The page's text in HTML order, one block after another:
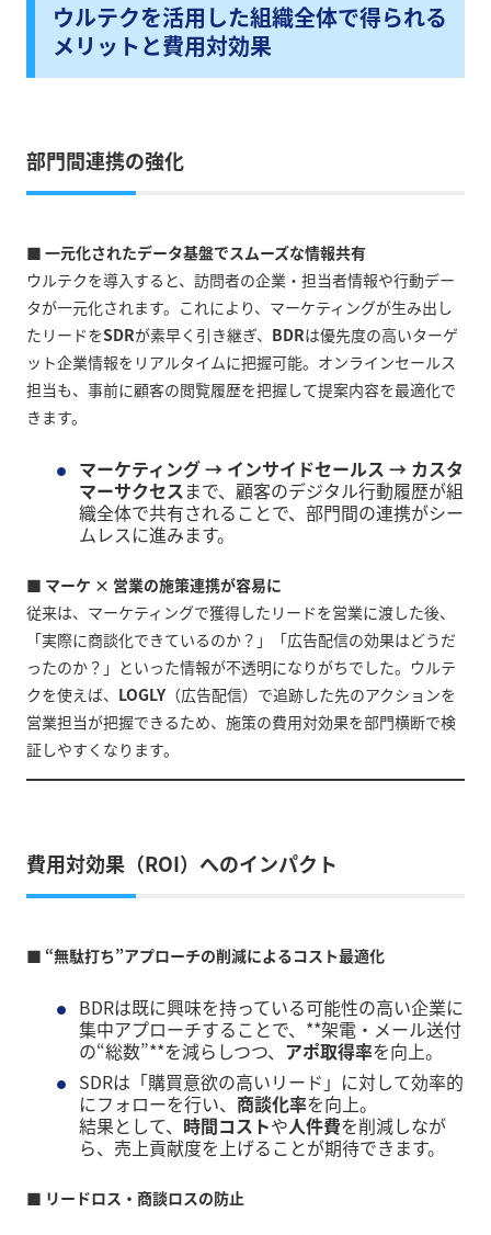
ウルテクを活用した組織全体で得られる
メリットと費用対効果
部門間連携の強化
■ 一元化されたデータ基盤でスムーズな情報共有
ウルテクを導入すると、訪問者の企業・担当者情報や行動デー
タが一元化されます。これにより、マーケティングが生み出し
たリードをSDRが素早く引き継ぎ、 BDRは優先度の高いターゲ
ット企業情報をリアルタイムに把握可能。オンラインセールス
担当も、事前に顧客の閲覧履歴を把握して提案内容を最適化で
きます。
マーケティング → インサイドセールス → カスタ
マーサクセスまで、顧客のデジタル行動履歴が組
織全体で共有されることで、部門間の連携がシー
ムレスに進みます。
■ マーケ × 営業の施策連携が容易に
従来は、マーケティングで獲得したリードを営業に渡した後、
「実際に商談化できているのか？」「広告配信の効果はどうだ
ったのか？」といった情報が不透明になりがちでした。ウルテ
クを使えば、 LOGLY （広告配信）で追跡した先のアクションを
営業担当が把握できるため、施策の費用対効果を部門横断で検
証しやすくなります。
費用対効果（ROI）へのインパクト
■ “無駄打ち”アプローチの削減によるコスト最適化
BDRは既に興味を持っている可能性の高い企業に
集中アプローチすることで、**架電・メール送付
の“総数”**を減らしつつ、 アポ取得率を向上。
SDRは「購買意欲の高いリード」に対して効率的
にフォローを行い、 商談化率を向上。
結果として、 時間コストや人件費を削減しなが
ら、売上貢献度を上げることが期待できます。
■ リードロス・商談ロスの防止